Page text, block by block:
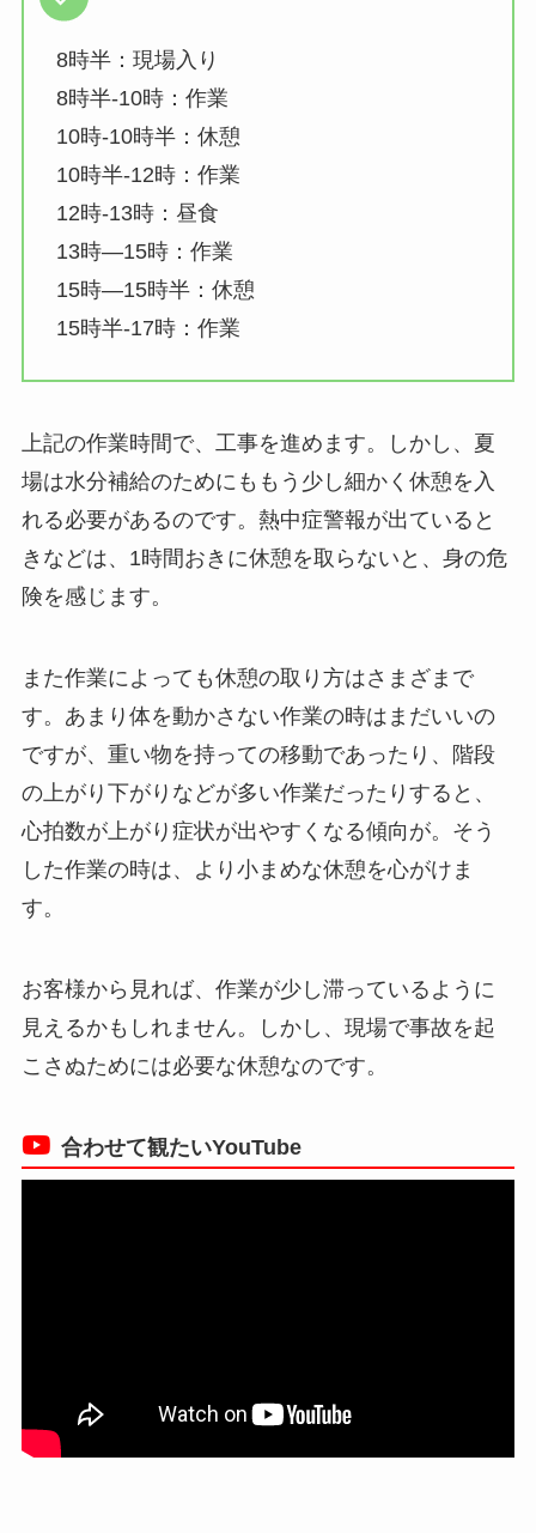
8時半：現場入り
8時半-10時：作業
10時-10時半：休憩
10時半-12時：作業
12時-13時：昼食
13時―15時：作業
15時―15時半：休憩
15時半-17時：作業
上記の作業時間で、工事を進めます。しかし、夏
場は水分補給のためにももう少し細かく休憩を入
れる必要があるのです。熱中症警報が出ていると
きなどは、1時間おきに休憩を取らないと、身の危
険を感じます。
また作業によっても休憩の取り方はさまざまで
す。あまり体を動かさない作業の時はまだいいの
ですが、重い物を持っての移動であったり、階段
の上がり下がりなどが多い作業だったりすると、
心拍数が上がり症状が出やすくなる傾向が。そう
した作業の時は、より小まめな休憩を心がけま
す。
お客様から見れば、作業が少し滞っているように
見えるかもしれません。しかし、現場で事故を起
こさぬためには必要な休憩なのです。
合わせて観たいYouTube